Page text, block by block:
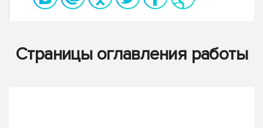
Страницы оглавления работы